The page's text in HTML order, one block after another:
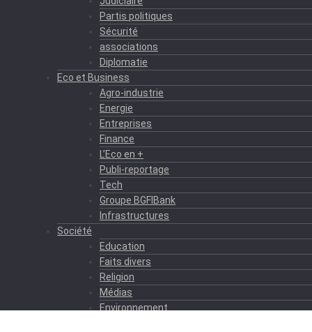
Partis politiques
Sécurité
associations
Diplomatie
Eco et Business
Agro-industrie
Energie
Entreprises
Finance
L’Eco en +
Publi-reportage
Tech
Groupe BGFIBank
Infrastructures
Société
Education
Faits divers
Religion
Médias
Environnement